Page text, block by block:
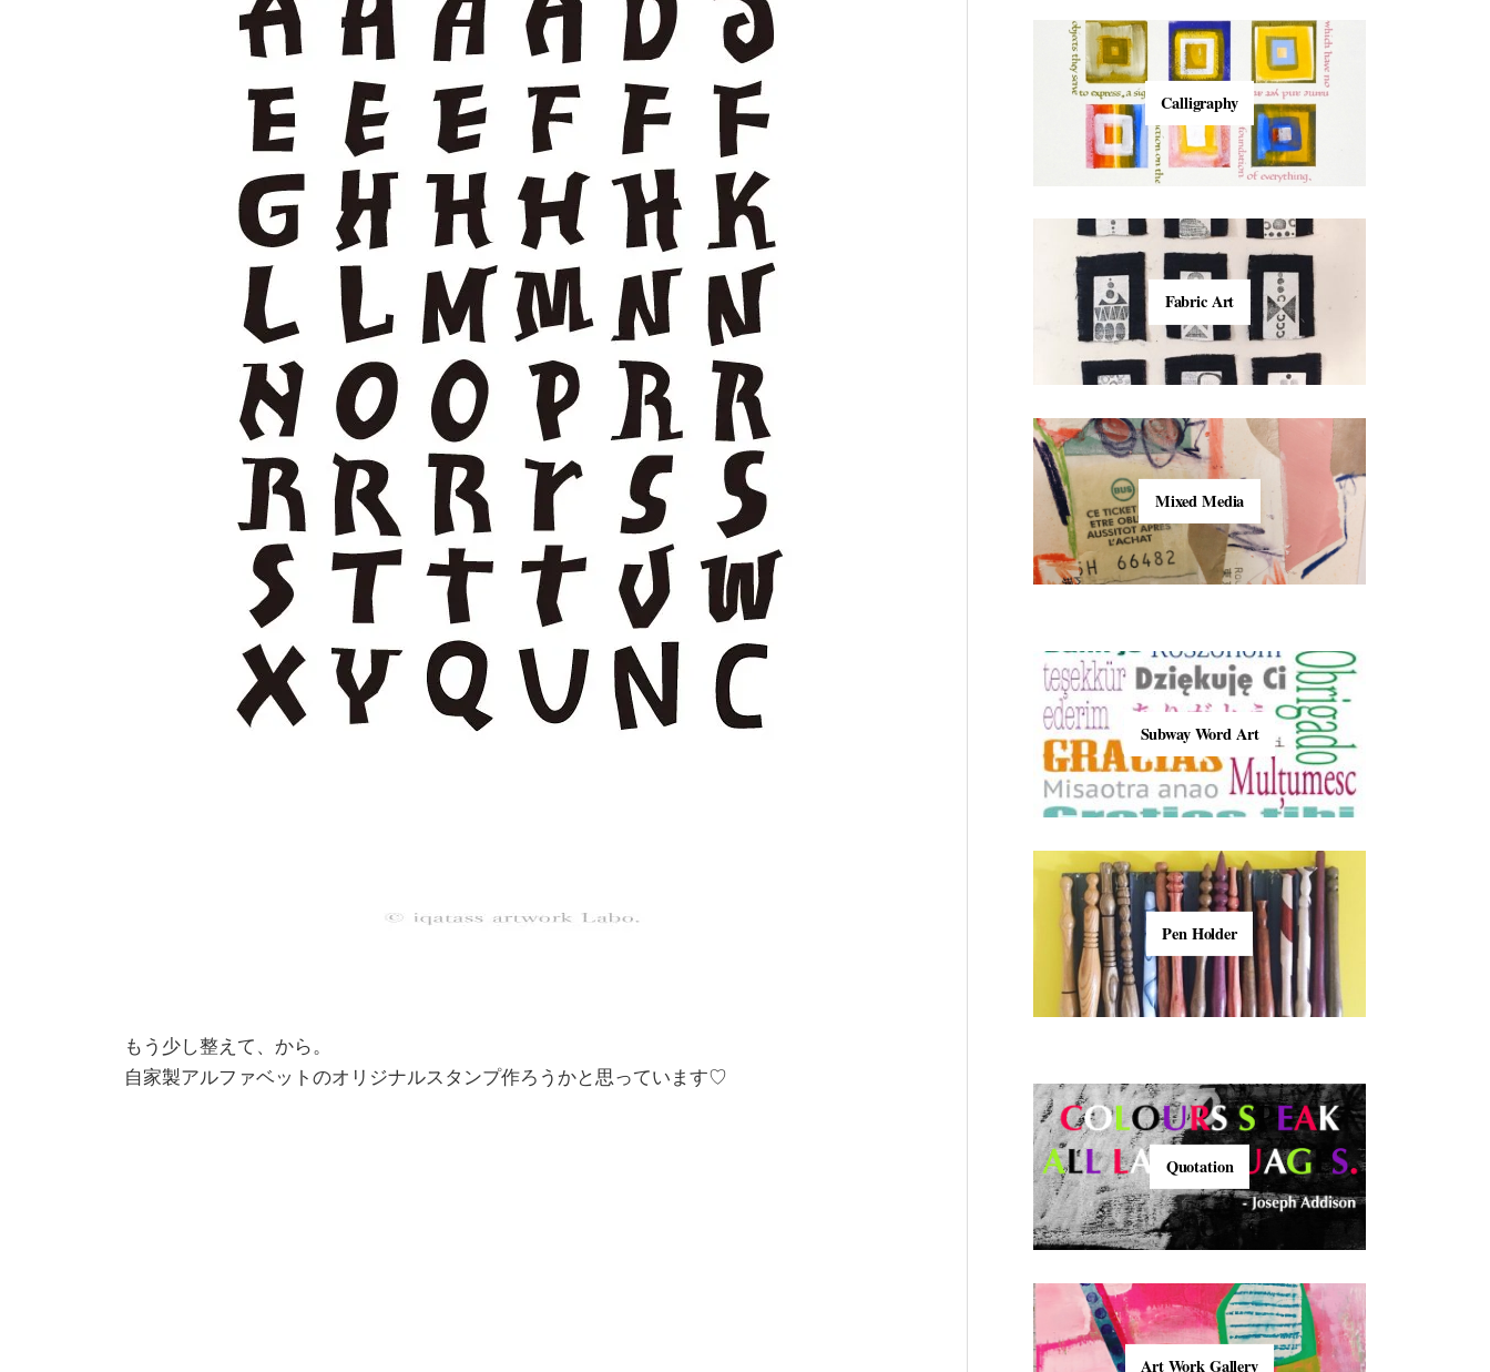
もう少し整えて、から。
自家製アルファベットのオリジナルスタンプ作ろうかと思っています♡
Calligraphy
Fabric Art
Mixed Media
Subway Word Art
Pen Holder
Quotation
Art Work Gallery